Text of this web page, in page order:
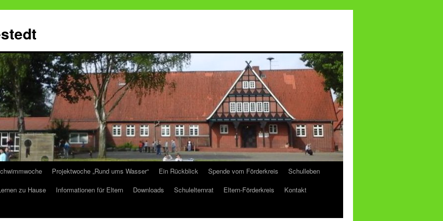
Projektwoche „Rund ums Wasser“ Ein Rückblick Spende vom Förderkreis
Schulleben
zu Hause Informationen für Eltern Downloads Schulelternrat Eltern-Förderkreis
Kontakt